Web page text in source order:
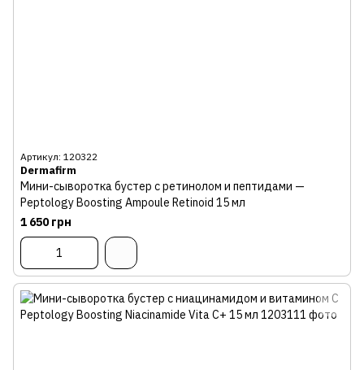
Артикул: 120322
Dermafirm
Мини-сыворотка бустер с ретинолом и пептидами —
Peptology Boosting Ampoule Retinoid 15 мл
1 650 грн